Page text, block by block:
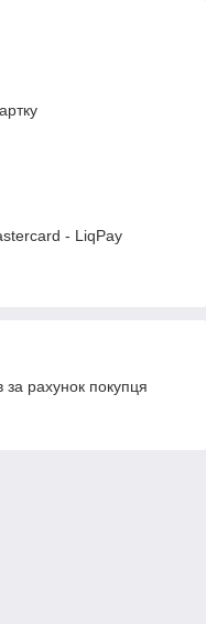
- LiqPay
рахунок покупця